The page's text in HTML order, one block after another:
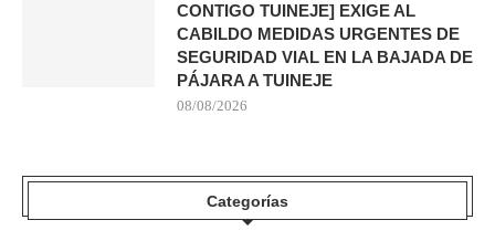
CONTIGO TUINEJE] EXIGE AL
CABILDO MEDIDAS URGENTES DE
SEGURIDAD VIAL EN LA BAJADA DE
PÁJARA A TUINEJE
08/08/2026
Categorías